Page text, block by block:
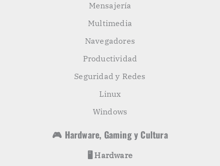
Mensajería
Multimedia
Navegadores
Productividad
Seguridad y Redes
Linux
Windows
🎮 Hardware, Gaming y Cultura
🖥️ Hardware